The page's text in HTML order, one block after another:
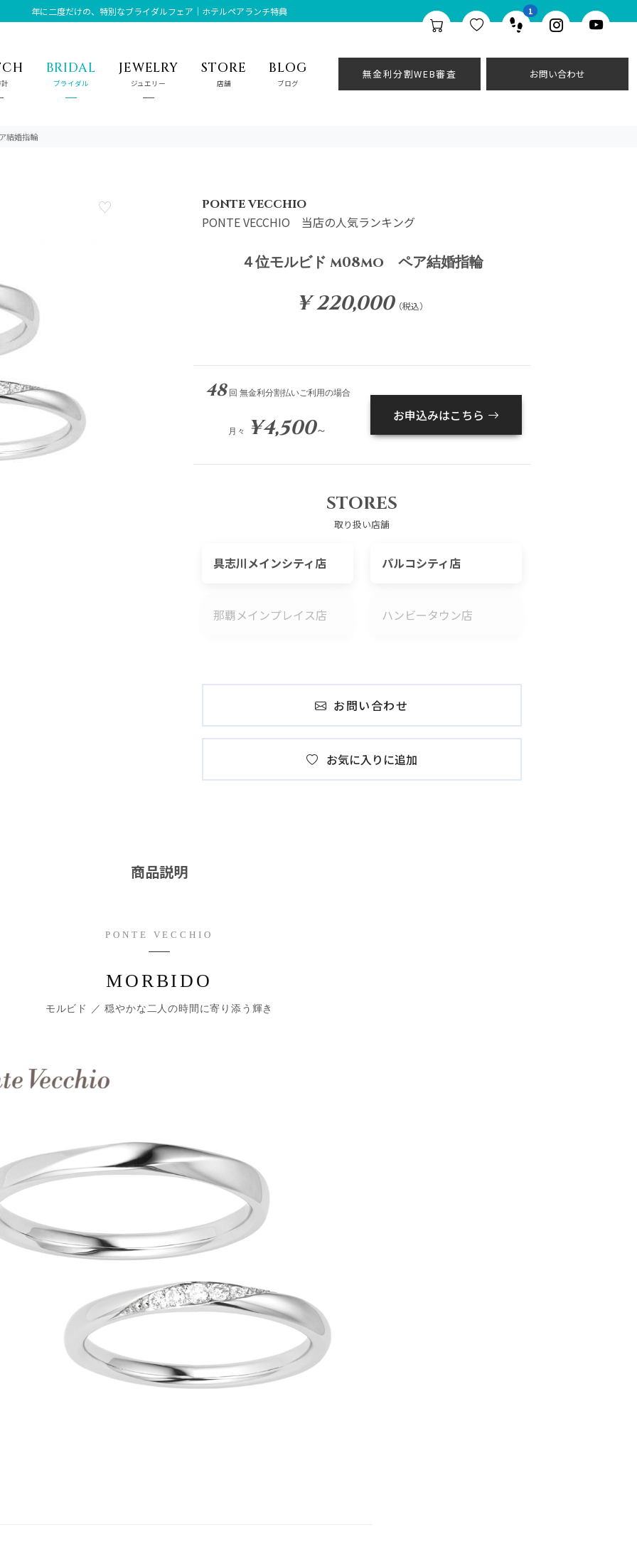
年に二度だけの、特別なブライダルフェア｜ホテルペアランチ特典 1
BRIDAL
ブライダル
JEWELRY
ジュエリー
STORE
店舗
BLOG
ブログ
無金利分割WEB審査 お問い合わせ
結婚指輪
PONTE VECCHIO
PONTE VECCHIO 当店の人気ランキング
４位モルビド m08mo ペア結婚指輪
¥ 220,000（税込）
48 回 無金利分割払いご利用の場合
月々 ¥4,500～
お申込みはこちら
STORES
取り扱い店舗
具志川メインシティ店 パルコシティ店
那覇メインプレイス店 ハンビータウン店
お問い合わせ
お気に入りに追加
商品説明
PONTE VECCHIO
MORBIDO
モルビド ／ 穏やかな二人の時間に寄り添う輝き